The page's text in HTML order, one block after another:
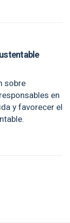
sobre
en
y favorecer el